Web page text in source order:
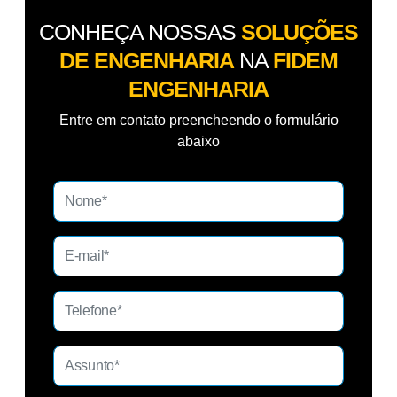
CONHEÇA NOSSAS SOLUÇÕES
DE ENGENHARIA NA FIDEM
ENGENHARIA
Entre em contato preencheendo o formulário
abaixo
A